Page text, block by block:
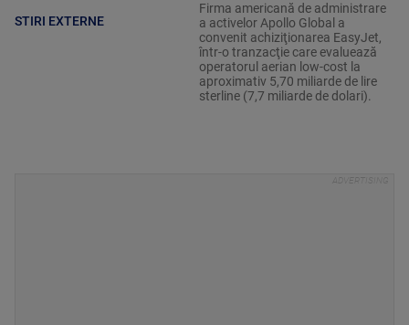
STIRI EXTERNE
Firma americană de administrare
a activelor Apollo Global a
convenit achiziţionarea EasyJet,
într-o tranzacţie care evaluează
operatorul aerian low-cost la
aproximativ 5,70 miliarde de lire
sterline (7,7 miliarde de dolari).